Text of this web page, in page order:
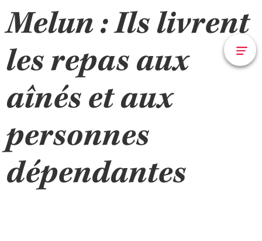
Melun : Ils livrent
les repas aux
aînés et aux
personnes
dépendantes